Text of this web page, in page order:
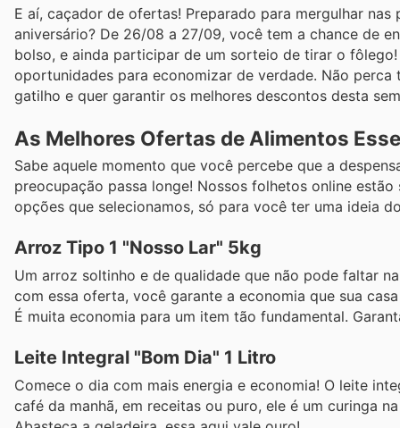
E aí, caçador de ofertas! Preparado para mergulhar
aniversário? De 26/08 a 27/09, você tem a chance de
bolso, e ainda participar de um sorteio de tirar o
oportunidades para economizar de verdade. Não
gatilho e quer garantir os melhores descontos desta
As Melhores Ofertas de Alimentos
Sabe aquele momento que você percebe que a
preocupação passa longe! Nossos folhetos online
opções que selecionamos, só para você ter uma ideia
Arroz Tipo 1 "Nosso Lar" 5kg
Um arroz soltinho e de qualidade que não pode faltar
com essa oferta, você garante a economia que sua
É muita economia para um item tão fundamental.
Leite Integral "Bom Dia" 1 Litro
Comece o dia com mais energia e economia! O leite
café da manhã, em receitas ou puro, ele é um curinga